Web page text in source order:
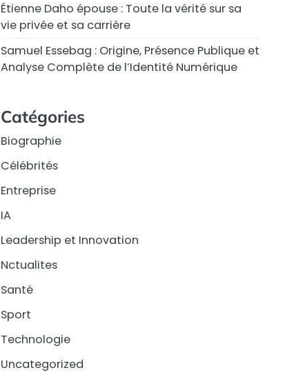
Étienne Daho épouse : Toute la vérité sur sa
vie privée et sa carrière
Samuel Essebag : Origine, Présence Publique et
Analyse Complète de l’Identité Numérique
Catégories
Biographie
Célébrités
Entreprise
IA
Leadership et Innovation
Nctualites
Santé
Sport
Technologie
Uncategorized